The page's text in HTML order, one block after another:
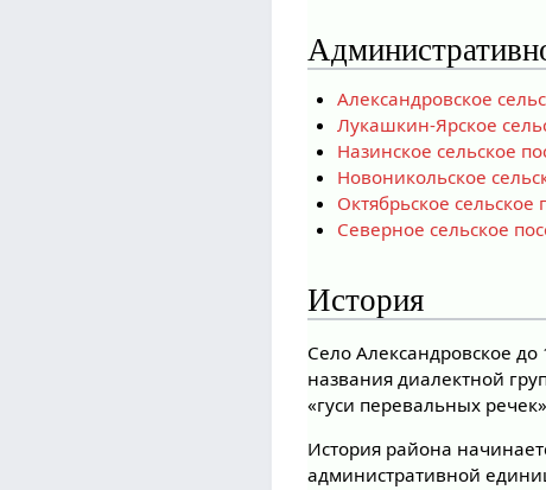
Александровское
Лукашкин-Ярское
Назинское сельское
Новоникольское
Октябрьское сельское
Северное сельское
История
Село Александровское до
названия диалектной
«гуси перевальных
История района
административной